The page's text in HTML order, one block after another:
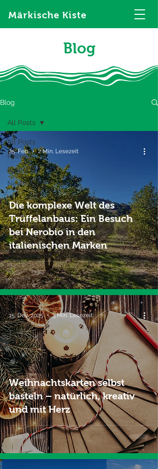
Märkische Kiste
Blog
Blog
All Posts
Rezepte
Ratgeber
News
All Posts
Die komplexe Welt des
Trüffelanbaus: Ein Besuch
bei Nerobio in den
italienischen Marken
25. Feb. 2 Min. Lesezeit
Weihnachtskarten selbst
basteln – natürlich, kreativ
und mit Herz
15. Dez. 2025 3 Min. Lesezeit